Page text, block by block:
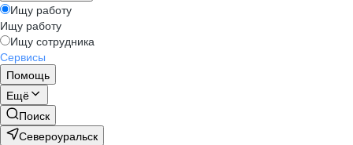
Ищу работу
Ищу работу
Ищу сотрудника
Сервисы
Помощь
Ещё
Поиск
Североуральск